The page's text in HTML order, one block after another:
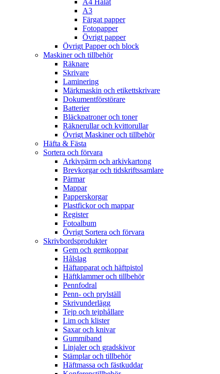
A4 Hålat
A3
Färgat papper
Fotopapper
Övrigt papper
Övrigt Papper och block
Maskiner och tillbehör
Räknare
Skrivare
Laminering
Märkmaskin och etikettskrivare
Dokumentförstörare
Batterier
Bläckpatroner och toner
Räknerullar och kvittorullar
Övrigt Maskiner och tillbehör
Häfta & Fästa
Sortera och förvara
Arkivpärm och arkivkartong
Brevkorgar och tidskriftssamlare
Pärmar
Mappar
Papperskorgar
Plastfickor och mappar
Register
Fotoalbum
Övrigt Sortera och förvara
Skrivbordsprodukter
Gem och gemkoppar
Hålslag
Häftapparat och häftpistol
Häftklammer och tillbehör
Pennfodral
Penn- och prylställ
Skrivunderlägg
Tejp och tejphållare
Lim och klister
Saxar och knivar
Gummiband
Linjaler och gradskivor
Stämplar och tillbehör
Häftmassa och fästkuddar